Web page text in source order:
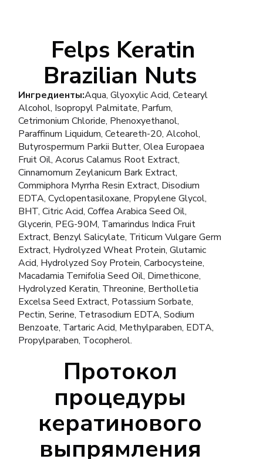
Felps Keratin
Brazilian Nuts
Ингредиенты:Aqua, Glyoxylic Acid, Cetearyl
Alcohol, Isopropyl Palmitate, Parfum,
Cetrimonium Chloride, Phenoxyethanol,
Paraffinum Liquidum, Ceteareth-20, Alcohol,
Butyrospermum Parkii Butter, Olea Europaea
Fruit Oil, Acorus Calamus Root Extract,
Cinnamomum Zeylanicum Bark Extract,
Commiphora Myrrha Resin Extract, Disodium
EDTA, Cyclopentasiloxane, Propylene Glycol,
BHT, Citric Acid, Coffea Arabica Seed Oil,
Glycerin, PEG-90M, Tamarindus Indica Fruit
Extract, Benzyl Salicylate, Triticum Vulgare Germ
Extract, Hydrolyzed Wheat Protein, Glutamic
Acid, Hydrolyzed Soy Protein, Carbocysteine,
Macadamia Ternifolia Seed Oil, Dimethicone,
Hydrolyzed Keratin, Threonine, Bertholletia
Excelsa Seed Extract, Potassium Sorbate,
Pectin, Serine, Tetrasodium EDTA, Sodium
Benzoate, Tartaric Acid, Methylparaben, EDTA,
Propylparaben, Tocopherol.
Протокол
процедуры
кератинового
выпрямления